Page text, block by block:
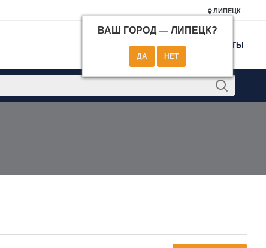
ЛИПЕЦК
ВАШ ГОРОД — ЛИПЕЦК?
КОНТАКТЫ